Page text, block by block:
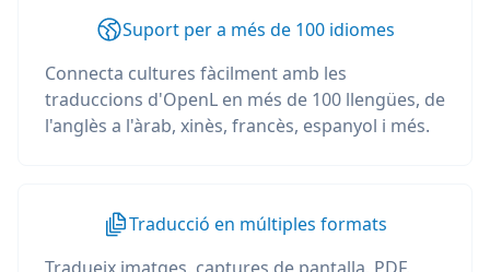
Suport per a més de 100 idiomes
Connecta cultures fàcilment amb les
traduccions d'OpenL en més de 100 llengües, de
l'anglès a l'àrab, xinès, francès, espanyol i més.
Traducció en múltiples formats